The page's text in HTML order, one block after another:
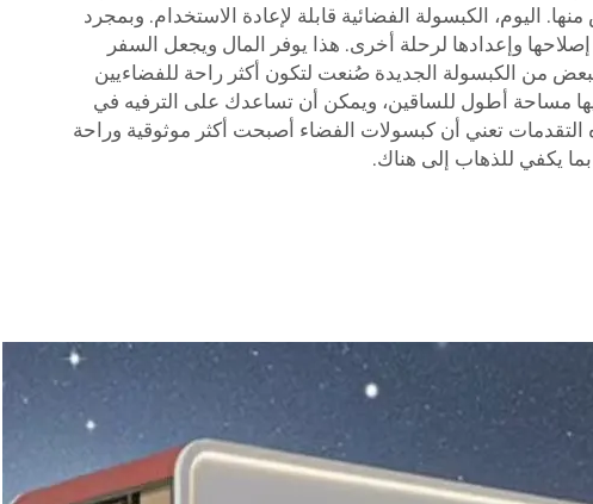
اليوم، الكبسولة الفضائية قابلة لإعادة الاستخدام. وبمجرد
وإعدادها لرحلة أخرى. هذا يوفر المال ويجعل السفر
من الكبسولة الجديدة صُنعت لتكون أكثر راحة للفضاءيين
مساحة أطول للساقين، ويمكن أن تساعدك على الترفيه في
التقدمات تعني أن كبسولات الفضاء أصبحت أكثر موثوقية وراحة
يكفي للذهاب إلى هناك.